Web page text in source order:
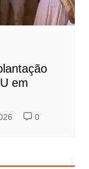
em
0